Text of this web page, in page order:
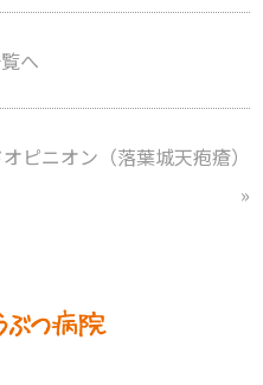
へ
ピニオン（落葉城天疱瘡）
»